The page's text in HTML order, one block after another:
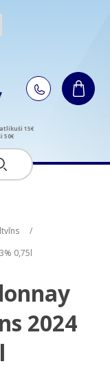
15€
50€
/
0,75l
2024